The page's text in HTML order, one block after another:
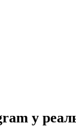
у